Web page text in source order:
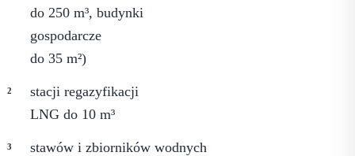
do 250 m³, budynki
gospodarcze
do 35 m²)
stacji regazyfikacji
LNG do 10 m³
stawów i zbiorników wodnych